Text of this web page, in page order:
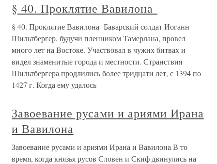
§ 40. Проклятие Вавилона
§ 40. Проклятие Вавилона Баварский солдат Иоганн
Шильтбергер, будучи пленником Тамерлана, провел
много лет на Востоке. Участвовал в чужих битвах и
видел знаменитые города и местности. Странствия
Шильтбергера продлились более тридцати лет, с 1394 по
1427 г. Когда ему удалось
Завоевание русами и ариями Ирана
и Вавилона
Завоевание русами и ариями Ирана и Вавилона В то
время, когда князья русов Словен и Скиф двинулись на